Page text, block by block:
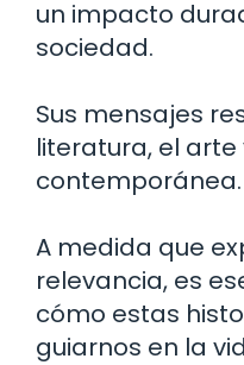
un impacto
sociedad.
Sus mensajes
literatura, el
contemporánea.
A medida que
relevancia, es
cómo estas
guiarnos en la